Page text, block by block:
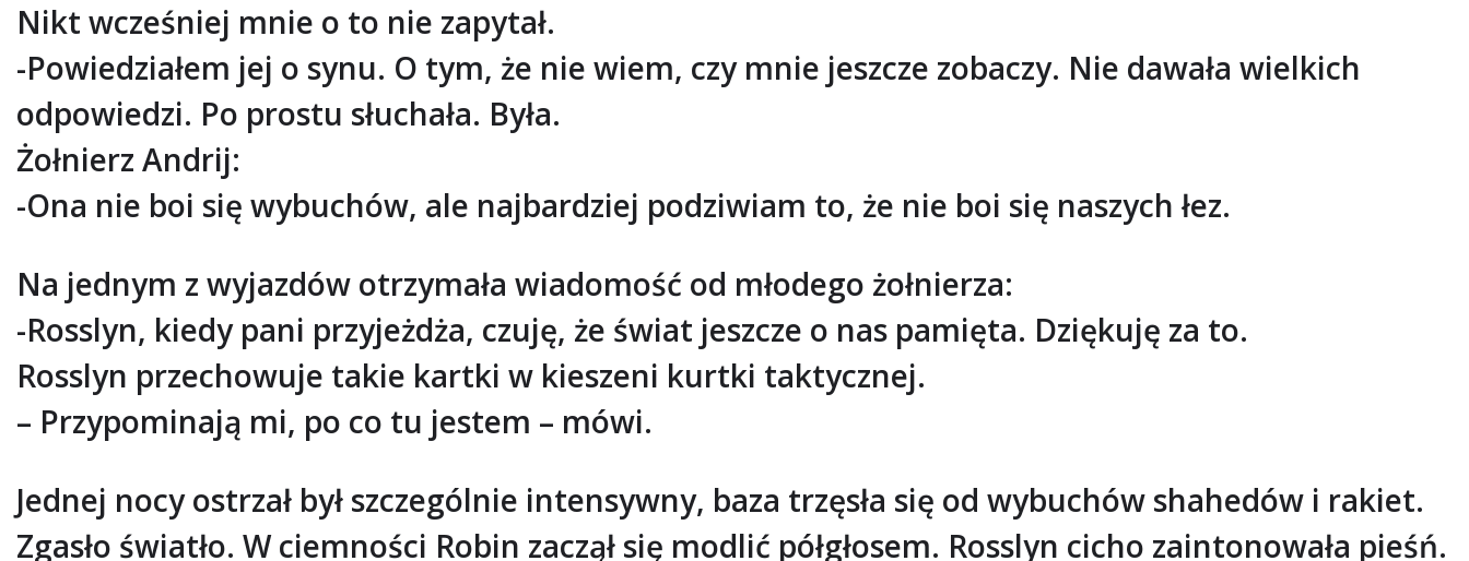
Nikt wcześniej mnie o to nie zapytał.
-Powiedziałem jej o synu. O tym, że nie wiem, czy mnie jeszcze zobaczy. Nie dawała wielkich
odpowiedzi. Po prostu słuchała. Była.
Żołnierz Andrij:
-Ona nie boi się wybuchów, ale najbardziej podziwiam to, że nie boi się naszych łez.
Na jednym z wyjazdów otrzymała wiadomość od młodego żołnierza:
-Rosslyn, kiedy pani przyjeżdża, czuję, że świat jeszcze o nas pamięta. Dziękuję za to.
Rosslyn przechowuje takie kartki w kieszeni kurtki taktycznej.
– Przypominają mi, po co tu jestem – mówi.
Jednej nocy ostrzał był szczególnie intensywny, baza trzęsła się od wybuchów shahedów i rakiet.
Zgasło światło. W ciemności Robin zaczął się modlić półgłosem. Rosslyn cicho zaintonowała pieśń.